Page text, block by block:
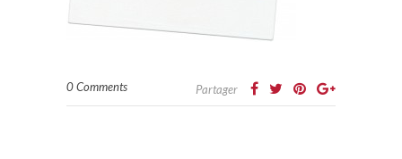
0 Comments Partager